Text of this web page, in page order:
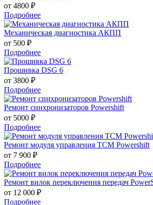
от 4800 ₽
Подробнее
Механическая диагностика АКПП
от 500 ₽
Подробнее
Прошивка DSG 6
от 3800 ₽
Подробнее
Ремонт синхронизаторов Powershift
от 5000 ₽
Подробнее
Ремонт модуля управления TCM Powershift
от 7 900 ₽
Подробнее
Ремонт вилок переключения передач
от 12 000 ₽
Подробнее